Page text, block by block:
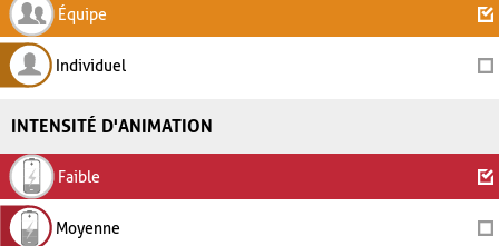
Équipe
Individuel
INTENSITÉ D'ANIMATION
Faible
Moyenne